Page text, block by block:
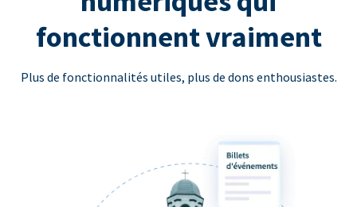
fonctionnent vraiment
Plus de fonctionnalités utiles, plus de dons enthousiastes.